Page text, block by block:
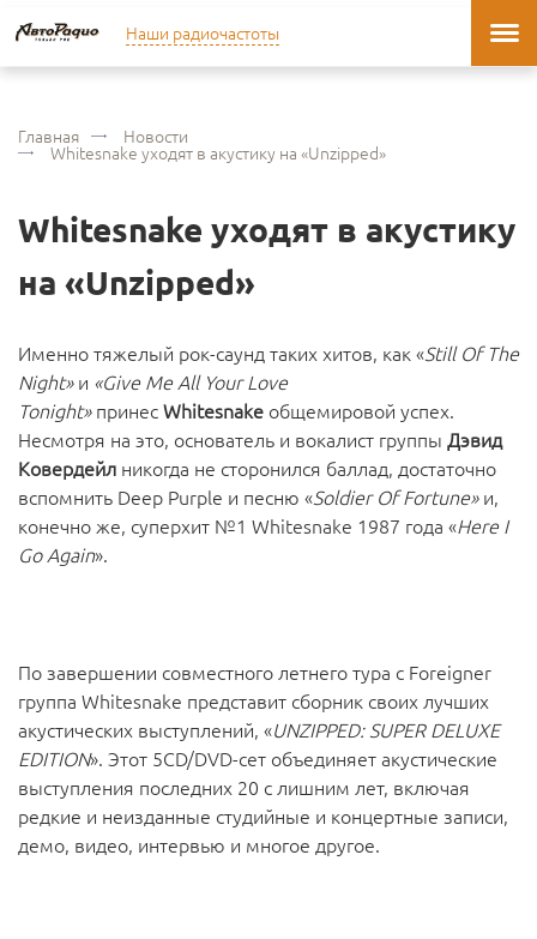
Наши радиочастоты
Главная Новости
Whitesnake уходят в акустику на «Unzipped»
Whitesnake уходят в акустику
на «Unzipped»
Именно тяжелый рок-саунд таких хитов, как «Still Of The
Night»и «Give Me All Your Love
Tonight»принесWhitesnake общемировой успех.
Несмотря на это, основатель и вокалист группы Дэвид
Ковердейл никогда не сторонился баллад, достаточно
вспомнить Deep Purple и песню «Soldier Of Fortune»и,
конечно же, суперхит №1 Whitesnake 1987 года «Here I
Go Again».
По завершении совместного летнего тура с Foreigner
группа Whitesnake представит сборник своих лучших
акустических выступлений, «UNZIPPED: SUPER DELUXE
EDITION». Этот 5CD/DVD-сет объединяет акустические
выступления последних 20 с лишним лет, включая
редкие и неизданные студийные и концертные записи,
демо, видео, интервью и многое другое.